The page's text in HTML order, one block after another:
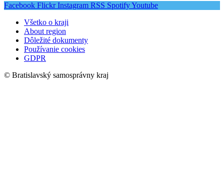
Facebook Flickr Instagram RSS SpotifyYoutube
Všetko o kraji
About region
Dôležité dokumenty
Používanie cookies
GDPR
© Bratislavský samosprávny kraj